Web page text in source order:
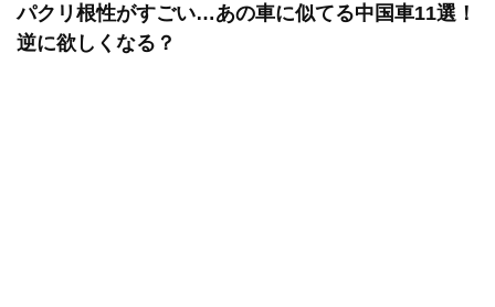
パクリ根性がすごい…あの車に似てる中国車11選！
逆に欲しくなる？